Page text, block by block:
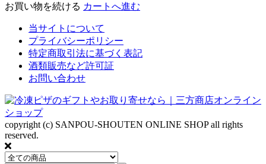
お買い物を続ける カートへ進む
当サイトについて
プライバシーポリシー
特定商取引法に基づく表記
酒類販売など許可証
お問い合わせ
copyright (c) SANPOU-SHOUTEN ONLINE SHOP all rights
reserved.